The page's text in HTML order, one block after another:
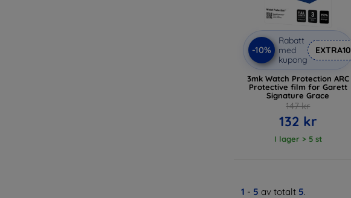
-10%
Rabatt
med
kupong
EXTRA10
3mk Watch Protection ARC
Protective film for Garett
Signature Grace
147 kr
132 kr
I lager > 5 st
1 - 5 av totalt 5.